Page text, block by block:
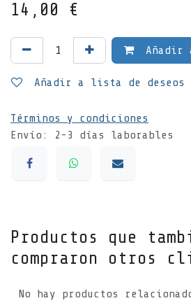
14,00
€
Añadir
Añadir a lista de deseos
Términos y condiciones
Envío: 2-3 días laborables
Productos que
compraron otros
No hay productos